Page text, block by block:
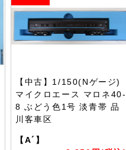
【中古】1/150(Nゲージ)
マイクロエース マロネ40-
8 ぶどう色1号 淡青帯 品
川客車区
【A´】